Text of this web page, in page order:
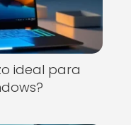
ideal para